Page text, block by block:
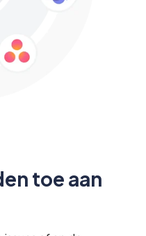
toe aan